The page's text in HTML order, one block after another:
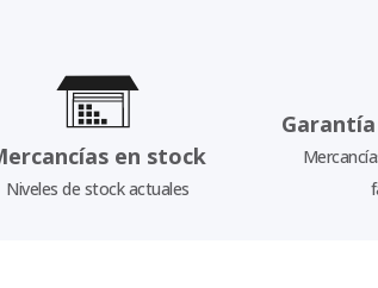
en stock
Niveles de stock actuales